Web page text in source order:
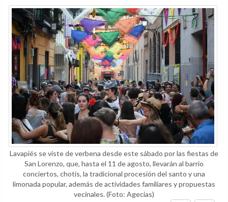
Lavapiés se viste de verbena desde este sábado por las fiestas de
San Lorenzo, que, hasta el 11 de agosto, llevarán al barrio
conciertos, chotis, la tradicional procesión del santo y una
limonada popular, además de actividades familiares y propuestas
vecinales.(Foto: Agecias)